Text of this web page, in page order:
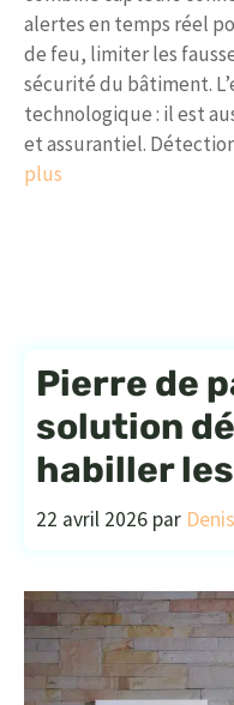
alertes en temps réel
de feu, limiter les
sécurité du bâtiment.
technologique : il est
et assurantiel.
plus
Pierre de
solution
habiller
22 avril 2026 par Denis